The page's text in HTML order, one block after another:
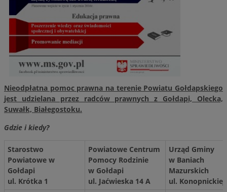
Nieodpłatna pomoc prawna na terenie Powiatu Gołdapskiego
jest udzielana przez radców prawnych z Gołdapi, Olecka,
Suwałk, Białegostoku.
Gdzie i kiedy?
Starostwo
Powiatowe w
Gołdapi
ul. Krótka 1
Powiatowe Centrum
Pomocy Rodzinie
w Gołdapi
ul. Jaćwieska 14 A
Urząd Gminy
w Baniach
Mazurskich
ul. Konopnickiej